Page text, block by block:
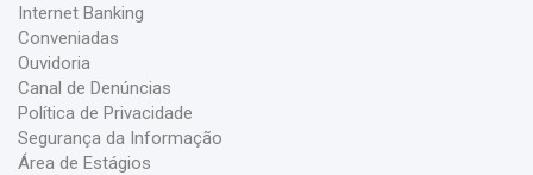
Internet Banking
Conveniadas
Ouvidoria
Canal de Denúncias
Política de Privacidade
Segurança da Informação
Área de Estágios